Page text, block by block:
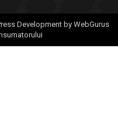
Development by WebGurus